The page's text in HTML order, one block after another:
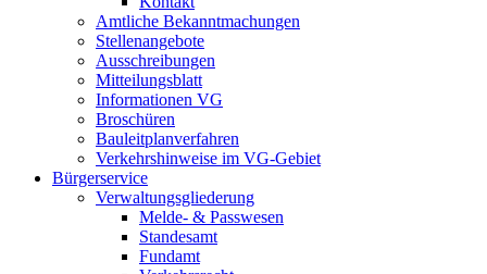
Amtliche Bekanntmachungen
Stellenangebote
Ausschreibungen
Mitteilungsblatt
Informationen VG
Broschüren
Bauleitplanverfahren
Verkehrshinweise im VG-Gebiet
Bürgerservice
Verwaltungsgliederung
Melde- & Passwesen
Standesamt
Fundamt